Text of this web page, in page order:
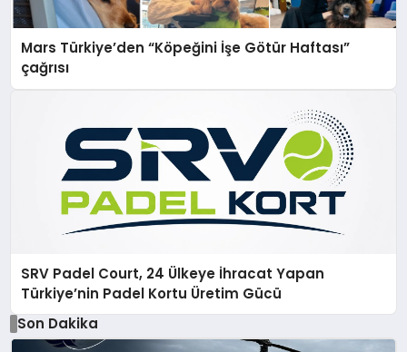
Mars Türkiye’den “Köpeğini İşe Götür Haftası”
çağrısı
SRV Padel Court, 24 Ülkeye İhracat Yapan
Türkiye’nin Padel Kortu Üretim Gücü
Son Dakika